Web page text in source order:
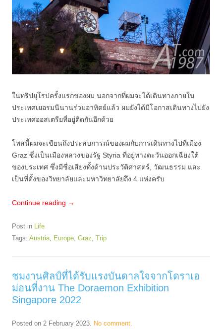
ในทริปยุโรปครั้งแรกของผม นอกจากที่ผมจะได้เดินทางภายใน
ประเทศเยอรมนีนานร่วมอาทิตย์แล้ว ผมยังได้มีโอกาสเดินทางไปยัง
ประเทศออสเตรียที่อยู่ติดกันอีกด้วย
โพสนี้ผมจะเขียนถึงประสบการณ์ของผมกับการเดินทางไปที่เมือง
Graz ซึ่งเป็นเมืองหลวงของรัฐ Styria ที่อยู่ทางตะวันออกเฉียงใต้
ของประเทศ ซึ่งมีชื่อเสียงทั้งด้านประวัติศาสตร์, วัฒนธรรม และ
เป็นที่ตั้งของวิทยาลัยและมหาวิทยาลัยถึง 4 แห่งครับ
Continue reading →
Post in Life
Tags: Austria Europe Graz Trip
ชมงานศิลป์ที่ได้รับแรงบันดาลใจจากโดราเอ
ม่อนที่งาน The Doraemon Exhibition
Singapore 2022
Posted on 2 February 2023 No comment.